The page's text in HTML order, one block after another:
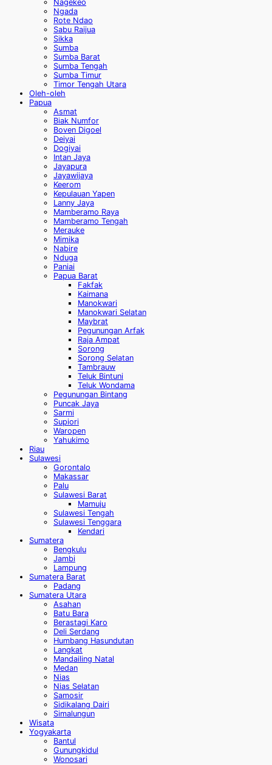
Nagekeo
Ngada
Rote Ndao
Sabu Raijua
Sikka
Sumba
Sumba Barat
Sumba Tengah
Sumba Timur
Timor Tengah Utara
Oleh-oleh
Papua
Asmat
Biak Numfor
Boven Digoel
Deiyai
Dogiyai
Intan Jaya
Jayapura
Jayawijaya
Keerom
Kepulauan Yapen
Lanny Jaya
Mamberamo Raya
Mamberamo Tengah
Merauke
Mimika
Nabire
Nduga
Paniai
Papua Barat
Fakfak
Kaimana
Manokwari
Manokwari Selatan
Maybrat
Pegunungan Arfak
Raja Ampat
Sorong
Sorong Selatan
Tambrauw
Teluk Bintuni
Teluk Wondama
Pegunungan Bintang
Puncak Jaya
Sarmi
Supiori
Waropen
Yahukimo
Riau
Sulawesi
Gorontalo
Makassar
Palu
Sulawesi Barat
Mamuju
Sulawesi Tengah
Sulawesi Tenggara
Kendari
Sumatera
Bengkulu
Jambi
Lampung
Sumatera Barat
Padang
Sumatera Utara
Asahan
Batu Bara
Berastagi Karo
Deli Serdang
Humbang Hasundutan
Langkat
Mandailing Natal
Medan
Nias
Nias Selatan
Samosir
Sidikalang Dairi
Simalungun
Wisata
Yogyakarta
Bantul
Gunungkidul
Wonosari